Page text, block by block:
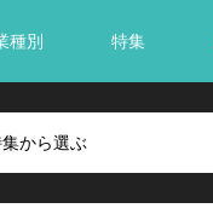
種別 特集
から選ぶ